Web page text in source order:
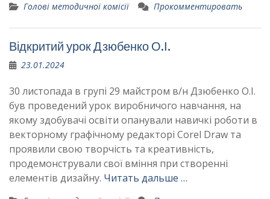
Голові методичної комісії Прокомментировать
Відкритий урок Дзюбенко О.І.
23.01.2024
30 листопада в групі 29 майстром в/н Дзюбенко О.І.
був проведений урок виробничого навчання, на
якому здобувачі освіти опанували навичкі роботи в
векторному графічному редакторі Corel Draw та
проявили свою творчість та креативність,
продемонстрували свої вміння при створенні
елементів дизайну. Читать дальше …